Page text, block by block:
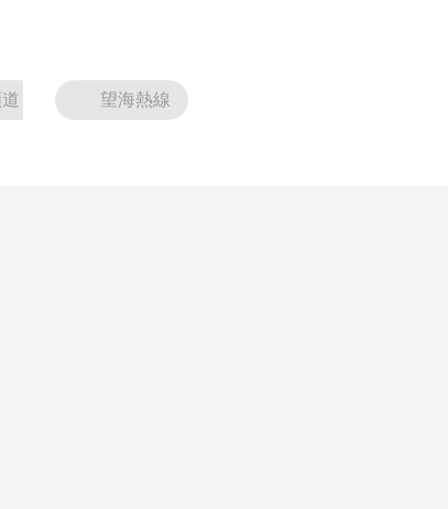
望海熱線